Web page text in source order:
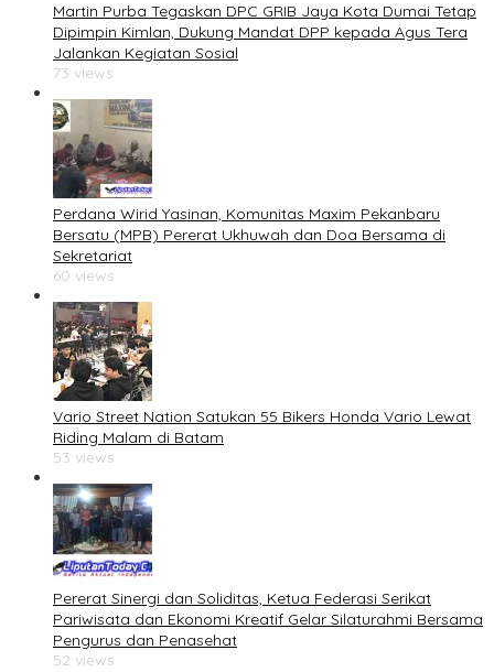
Martin Purba Tegaskan DPC GRIB Jaya Kota Dumai Tetap
Dipimpin Kimlan, Dukung Mandat DPP kepada Agus Tera
Jalankan Kegiatan Sosial
73 views
Perdana Wirid Yasinan, Komunitas Maxim Pekanbaru
Bersatu (MPB) Pererat Ukhuwah dan Doa Bersama di
Sekretariat
60 views
Vario Street Nation Satukan 55 Bikers Honda Vario Lewat
Riding Malam di Batam
53 views
Pererat Sinergi dan Soliditas, Ketua Federasi Serikat
Pariwisata dan Ekonomi Kreatif Gelar Silaturahmi Bersama
Pengurus dan Penasehat
52 views